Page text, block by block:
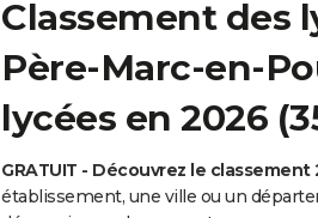
Classement des
Père-Marc-en-
lycées en 2026
GRATUIT - Découvrez le
établissement, une ville ou un